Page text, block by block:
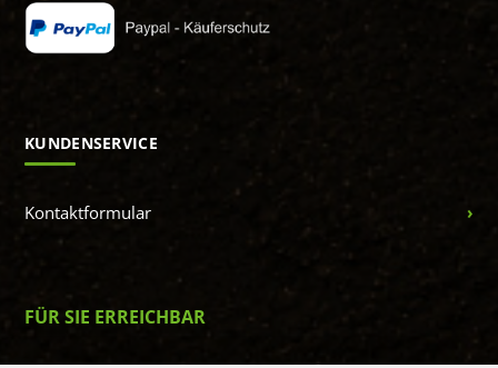
KUNDENSERVICE
Kontaktformular
FÜR SIE ERREICHBAR